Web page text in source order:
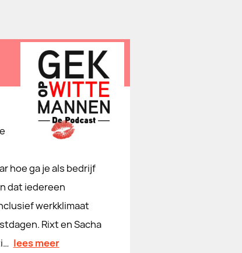
hoe ga je als bedrijf
dat iedereen
werkklimaat
Rixt en Sacha
lees meer